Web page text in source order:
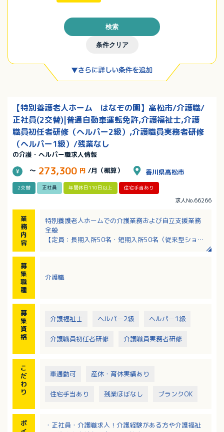
条件クリア
検索
【特別養護老人ホーム はなぞの園】高松市/介護職/
正社員(2交替)|普通自動車運転免許,介護福祉士,介護
職員初任者研修（ヘルパー2級）,介護職員実務者研修
（ヘルパー1級）/残業なし
の介護・ヘルパー職求人情報
～ 273,300 円 /月（概算） 香川県高松市
2交替 正社員 年間休日110日以上 住宅手当あり
求人No.66266
業
務
内
容
特別養護老人ホームでの介護業務および自立支援業務
全般
【定員：長期入所50名・短期入所50名（従来型ショー
・入浴介助
募
集
職
種
介護職
募
集
資
格
介護福祉士 ヘルパー2級 ヘルパー1級
介護職員初任者研修 介護職員実務者研修
こ
だ
わ
り
車通勤可 産休・育休実績あり
住宅手当あり 残業ほぼなし ブランクOK
ポ
・正社員・介護職求人！介護経験がある方や介護福祉